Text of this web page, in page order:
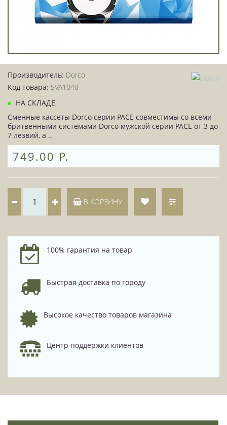
Производитель: Dorco
Код товара: SVA1040
НА СКЛАДЕ
Сменные кассеты Dorco серии PACE совместимы со всеми
бритвенными системами Dorco мужской серии PACE от 3 до
7 лезвий, а ..
749.00 Р.
В КОРЗИНУ
100% гарантия на товар
Быстрая доставка по городу
Высокое качество товаров магазина
Центр поддержки клиентов